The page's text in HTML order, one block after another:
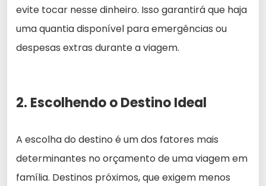
evite tocar nesse dinheiro. Isso garantirá que haja
uma quantia disponível para emergências ou
despesas extras durante a viagem.
2. Escolhendo o Destino Ideal
A escolha do destino é um dos fatores mais
determinantes no orçamento de uma viagem em
família. Destinos próximos, que exigem menos